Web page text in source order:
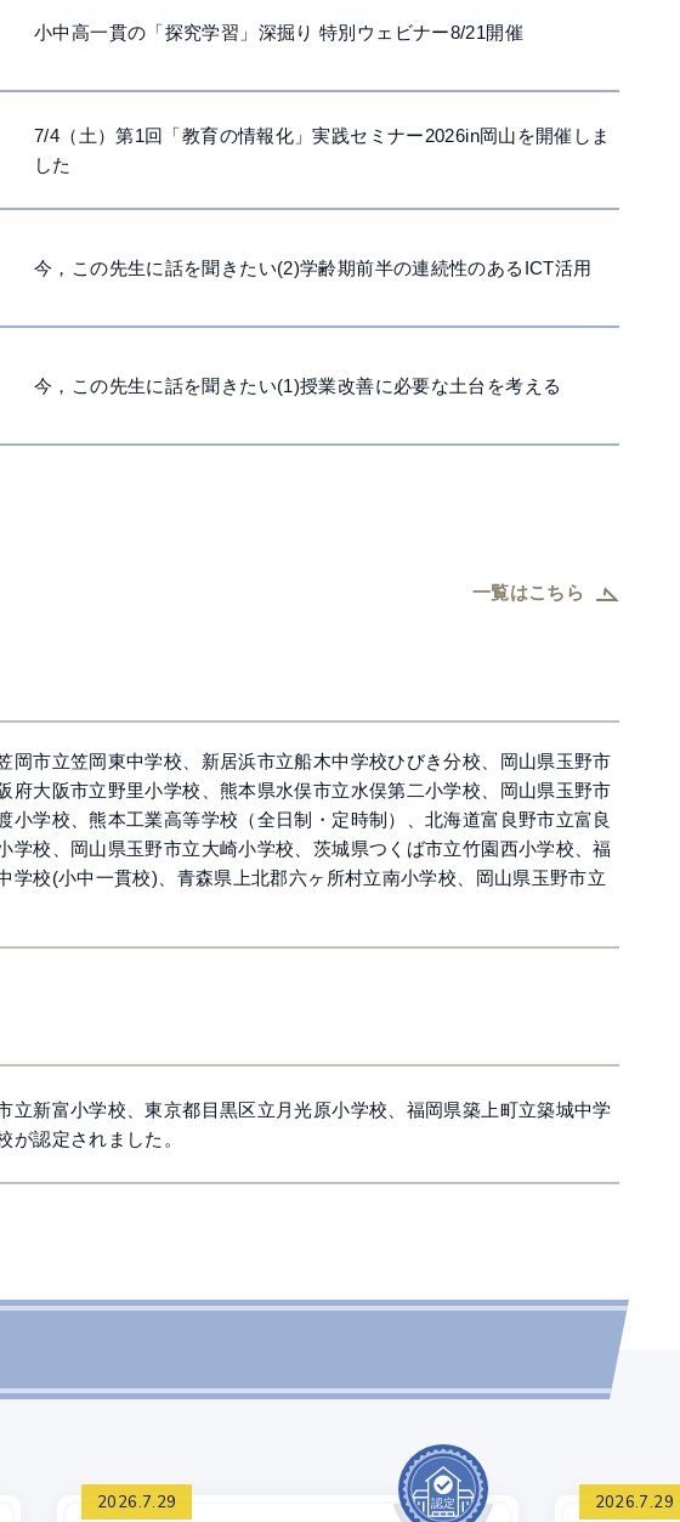
小中高一貫の「探究学習」深掘り 特別ウェビナー8/21開催
7/4（土）第1回「教育の情報化」実践セミナー2026in岡山を開催しま
した
今，この先生に話を聞きたい(2)学齢期前半の連続性のあるICT活用
今，この先生に話を聞きたい(1)授業改善に必要な土台を考える
一覧はこちら
市立笠岡東中学校、新居浜市立船木中学校ひびき分校、岡山県玉野市
大阪市立野里小学校、熊本県水俣市立水俣第二小学校、岡山県玉野市
学校、熊本工業高等学校（全日制・定時制）、北海道富良野市立富良
校、岡山県玉野市立大崎小学校、茨城県つくば市立竹園西小学校、福
校(小中一貫校)、青森県上北郡六ヶ所村立南小学校、岡山県玉野市立
新富小学校、東京都目黒区立月光原小学校、福岡県築上町立築城中学
認定されました。
2026.7.29 2026.7.29